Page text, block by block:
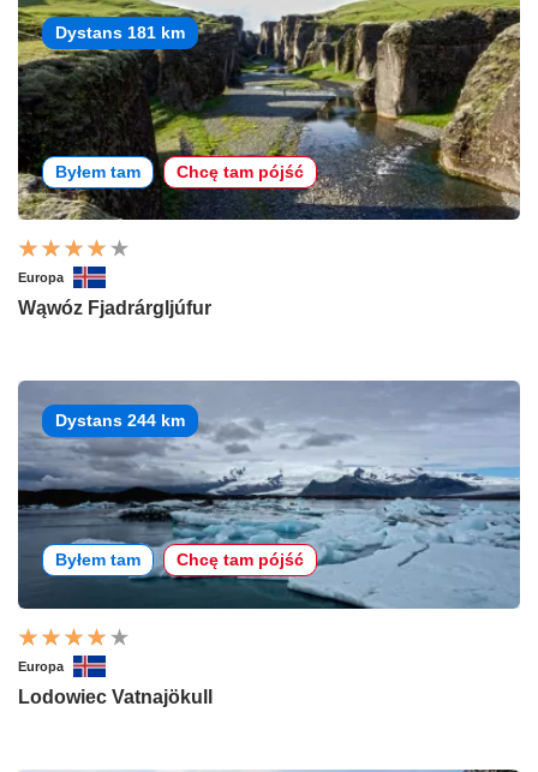
Dystans 181 km
Byłem tam Chcę tam pójść
Europa
Wąwóz Fjadrárgljúfur
Dystans 244 km
Byłem tam Chcę tam pójść
Europa
Lodowiec Vatnajökull